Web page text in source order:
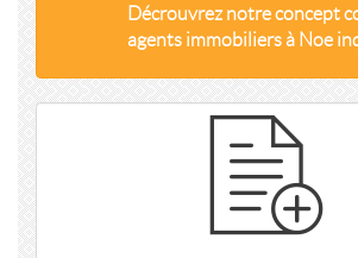
Décrouvrez notre concept
agents immobiliers à Noe